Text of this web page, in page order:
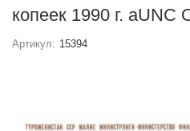
копеек 1990 г. аUNC
Артикул: 15394